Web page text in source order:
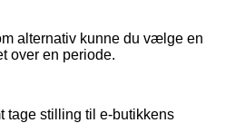
alternativ kunne du vælge en
over en periode.
tage stilling til e-butikkens